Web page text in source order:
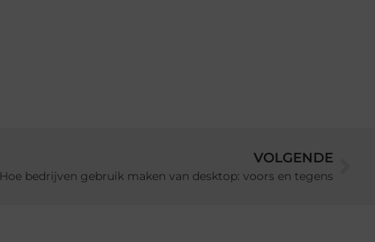
VOLGENDE
Hoe bedrijven gebruik maken van desktop: voors en tegens